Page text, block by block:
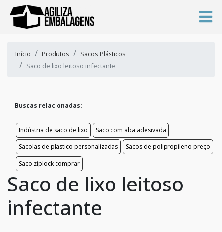
Início Produtos
Sacos Plásticos
Saco de lixo leitoso infectante
Buscas relacionadas:
Indústria de saco de lixo
Saco com aba adesivada
Sacolas de plastico personalizadas
Sacos de polipropileno preço
Saco ziplock comprar
Saco de lixo leitoso
infectante